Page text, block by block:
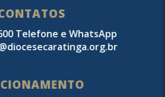
Telefone e WhatsApp